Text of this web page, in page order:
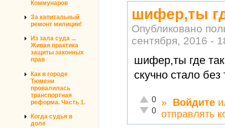
Коммунаров
За капитальный
ремонт милиции!
Из зала суда ...
Живая практика
защиты законных
прав
Как в городе
Тюмени
провалилась
транспортная
реформа. Часть 1.
Когда судья в
доле
шифер,ты
Опубликовано
сентября, 2016 -
шифер,ты где
скучно стало
Отлично!
0
Неадекватно!
0
» Войдите
отправлять